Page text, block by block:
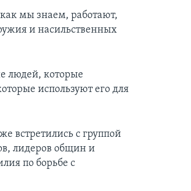
мы знаем, работают,
и насильственных
людей, которые
используют его для
встретились с группой
лидеров общин и
по борьбе с